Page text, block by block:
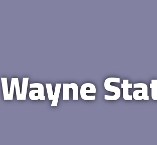
Wayne